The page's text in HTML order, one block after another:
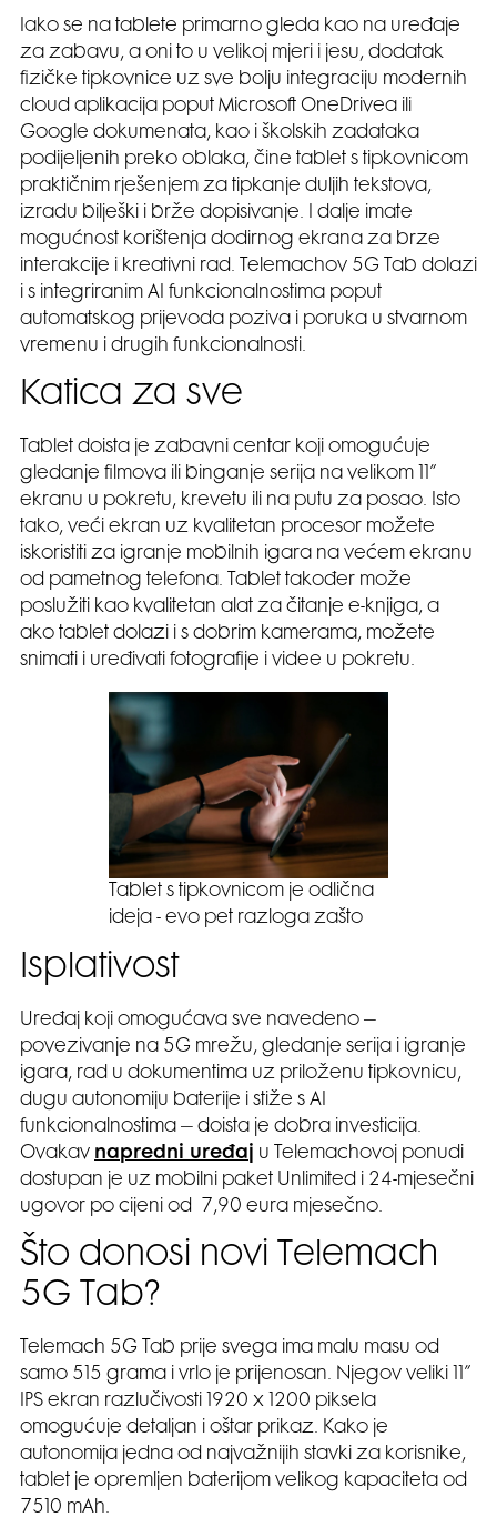
Iako se na tablete primarno gleda kao na uređaje
za zabavu, a oni to u velikoj mjeri i jesu, dodatak
fizičke tipkovnice uz sve bolju integraciju modernih
cloud aplikacija poput Microsoft OneDrivea ili
Google dokumenata, kao i školskih zadataka
podijeljenih preko oblaka, čine tablet s tipkovnicom
praktičnim rješenjem za tipkanje duljih tekstova,
izradu bilješki i brže dopisivanje. I dalje imate
mogućnost korištenja dodirnog ekrana za brze
interakcije i kreativni rad. Telemachov 5G Tab dolazi
i s integriranim AI funkcionalnostima poput
automatskog prijevoda poziva i poruka u stvarnom
vremenu i drugih funkcionalnosti.
Katica za sve
Tablet doista je zabavni centar koji omogućuje
gledanje filmova ili binganje serija na velikom 11”
ekranu u pokretu, krevetu ili na putu za posao. Isto
tako, veći ekran uz kvalitetan procesor možete
iskoristiti za igranje mobilnih igara na većem ekranu
od pametnog telefona. Tablet također može
poslužiti kao kvalitetan alat za čitanje e-knjiga, a
ako tablet dolazi i s dobrim kamerama, možete
snimati i uređivati fotografije i videe u pokretu.
Tablet s tipkovnicom je odlična
ideja - evo pet razloga zašto
Isplativost
Uređaj koji omogućava sve navedeno –
povezivanje na 5G mrežu, gledanje serija i igranje
igara, rad u dokumentima uz priloženu tipkovnicu,
dugu autonomiju baterije i stiže s AI
funkcionalnostima – doista je dobra investicija.
Ovakav napredni uređaj
u Telemachovoj ponudi
dostupan je uz mobilni paket Unlimited i 24-mjesečni
ugovor po cijeni od 7,90 eura mjesečno.
Što donosi novi Telemach
5G Tab?
Telemach 5G Tab prije svega ima malu masu od
samo 515 grama i vrlo je prijenosan. Njegov veliki 11”
IPS ekran razlučivosti 1920 x 1200 piksela
omogućuje detaljan i oštar prikaz. Kako je
autonomija jedna od najvažnijih stavki za korisnike,
tablet je opremljen baterijom velikog kapaciteta od
7510 mAh.